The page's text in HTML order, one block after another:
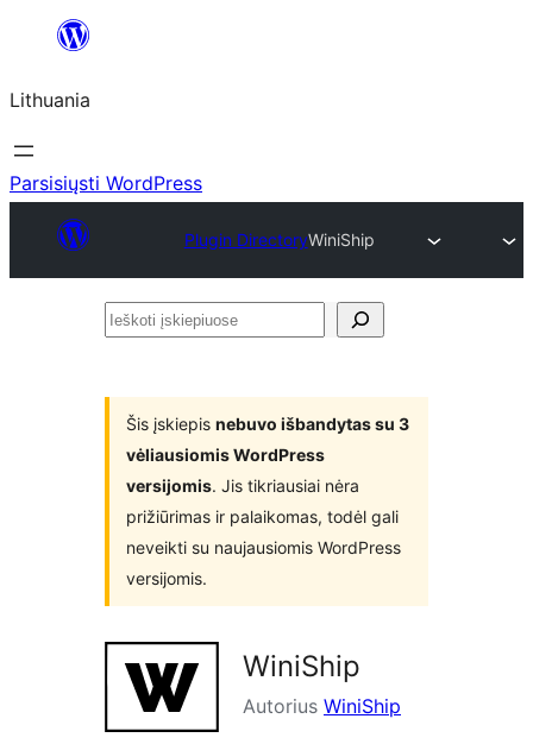
turinio
Lithuania
Parsisiųsti WordPress
Plugin DirectoryWiniShip
Ieškoti
Šis įskiepis nebuvo išbandytas su 3
vėliausiomis WordPress
versijomis. Jis tikriausiai nėra
prižiūrimas ir palaikomas, todėl gali
neveikti su naujausiomis WordPress
versijomis.
WiniShip
Autorius WiniShip